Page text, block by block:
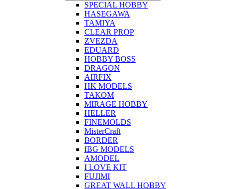
SPECIAL HOBBY
HASEGAWA
TAMIYA
CLEAR PROP
ZVEZDA
EDUARD
HOBBY BOSS
DRAGON
AIRFIX
HK MODELS
TAKOM
MIRAGE HOBBY
HELLER
FINEMOLDS
MisterCraft
BORDER
IBG MODELS
AMODEL
I LOVE KIT
FUJIMI
GREAT WALL HOBBY